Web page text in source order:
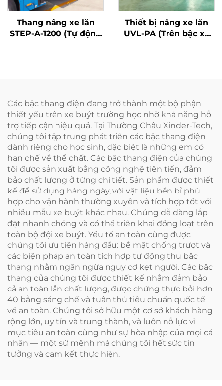
Thang nâng xe lăn
STEP-A-1200 (Tự động
Thiết bị nâng xe lăn
UVL-PA (Trên bậc xe
Các bậc thang điện đang trở thành một bộ phận
thiết yếu trên xe buýt trường học nhờ khả năng hỗ
trợ tiếp cận hiệu quả. Tại Thường Châu Xinder-Tech,
chúng tôi tập trung phát triển các bậc thang điện
dành riêng cho học sinh, đặc biệt là những em có
hạn chế về thể chất. Các bậc thang điện của chúng
tôi được sản xuất bằng công nghệ tiên tiến, đảm
bảo chất lượng ở từng chi tiết. Sản phẩm được thiết
kế để sử dụng hàng ngày, với vật liệu bền bỉ phù
hợp cho vận hành thường xuyên và tích hợp tốt với
nhiều mẫu xe buýt khác nhau. Chúng dễ dàng lắp
đặt nhanh chóng và có thể triển khai đồng loạt trên
toàn bộ đội xe buýt. Yếu tố an toàn cũng được
chúng tôi ưu tiên hàng đầu: bề mặt chống trượt và
các biện pháp an toàn tích hợp tự động thu bậc
thang nhằm ngăn ngừa nguy cơ kẹt người. Các bậc
thang của chúng tôi được thiết kế nhằm đảm bảo
cả an toàn lẫn chất lượng, được chứng thực bởi hơn
40 bằng sáng chế và tuân thủ tiêu chuẩn quốc tế
về an toàn. Chúng tôi sở hữu một cơ sở khách hàng
rộng lớn, uy tín và trung thành, và luôn nỗ lực vì
mục tiêu an toàn cũng như sự hòa nhập của mọi cá
nhân — một sứ mệnh mà chúng tôi hết sức tin
tưởng và cam kết thực hiện.